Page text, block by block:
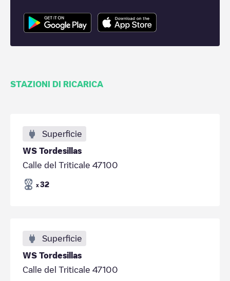
STAZIONI DI RICARICA
Superficie
WS Tordesillas
Calle del Triticale 47100
x 32
Superficie
WS Tordesillas
Calle del Triticale 47100